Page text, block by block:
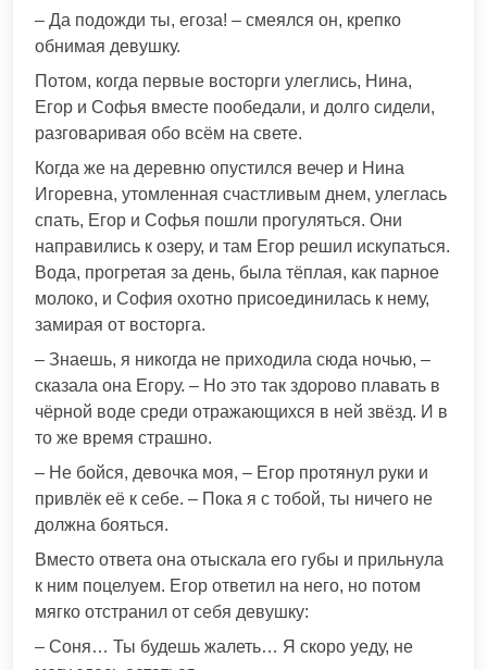
– Да подожди ты, егоза! – смеялся он, крепко
обнимая девушку.
Потом, когда первые восторги улеглись, Нина,
Егор и Софья вместе пообедали, и долго сидели,
разговаривая обо всём на свете.
Когда же на деревню опустился вечер и Нина
Игоревна, утомленная счастливым днем, улеглась
спать, Егор и Софья пошли прогуляться. Они
направились к озеру, и там Егор решил искупаться.
Вода, прогретая за день, была тёплая, как парное
молоко, и София охотно присоединилась к нему,
замирая от восторга.
– Знаешь, я никогда не приходила сюда ночью, –
сказала она Егору. – Но это так здорово плавать в
чёрной воде среди отражающихся в ней звёзд. И в
то же время страшно.
– Не бойся, девочка моя, – Егор протянул руки и
привлёк её к себе. – Пока я с тобой, ты ничего не
должна бояться.
Вместо ответа она отыскала его губы и прильнула
к ним поцелуем. Егор ответил на него, но потом
мягко отстранил от себя девушку:
– Соня… Ты будешь жалеть… Я скоро уеду, не